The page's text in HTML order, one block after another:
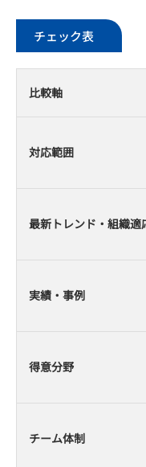
チェック表
比較軸
対応範囲
最新トレンド・組織適
実績・事例
得意分野
チーム体制